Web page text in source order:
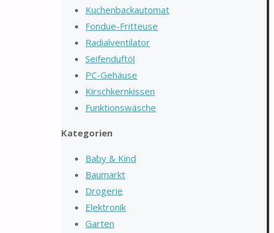
Kuchenbackautomat
Fondue-Fritteuse
Radialventilator
Seifenduftöl
PC-Gehäuse
Kirschkernkissen
Funktionswäsche
Kategorien
Baby & Kind
Baumarkt
Drogerie
Elektronik
Garten